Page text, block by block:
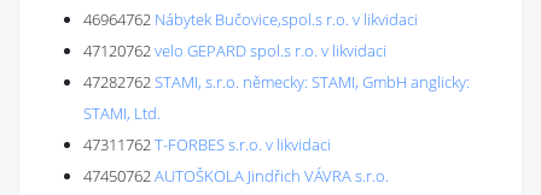
46964762 Nábytek Bučovice,spol.s r.o. v likvidaci
47120762velo GEPARD spol.s r.o. v likvidaci
47282762STAMI, s.r.o. německy: STAMI, GmbH anglicky:
STAMI, Ltd.
47311762T-FORBES s.r.o. v likvidaci
47450762AUTOŠKOLA Jindřich VÁVRA s.r.o.